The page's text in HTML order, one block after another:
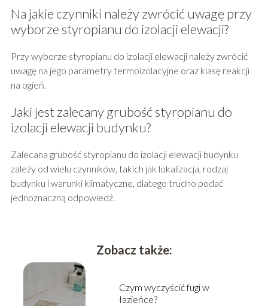
Na jakie czynniki należy zwrócić uwagę przy
wyborze styropianu do izolacji elewacji?
Przy wyborze styropianu do izolacji elewacji należy zwrócić
uwagę na jego parametry termoizolacyjne oraz klasę reakcji
na ogień.
Jaki jest zalecany grubość styropianu do
izolacji elewacji budynku?
Zalecana grubość styropianu do izolacji elewacji budynku
zależy od wielu czynników, takich jak lokalizacja, rodzaj
budynku i warunki klimatyczne, dlatego trudno podać
jednoznaczną odpowiedź.
Zobacz także:
Czym wyczyścić fugi w
łazieńce?